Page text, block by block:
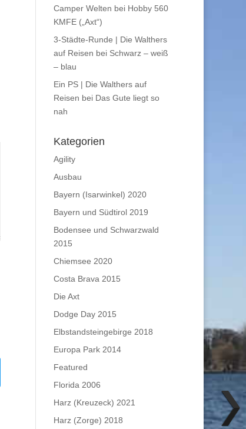
Camper Welten bei Hobby 560
KMFE („Axt“)
3-Städte-Runde | Die Walthers
auf Reisen bei Schwarz – weiß
– blau
Ein PS | Die Walthers auf
Reisen bei Das Gute liegt so
nah
Kategorien
Agility
Ausbau
Bayern (Isarwinkel) 2020
Bayern und Südtirol 2019
Bodensee und Schwarzwald
2015
Chiemsee 2020
Costa Brava 2015
Die Axt
Dodge Day 2015
Elbstandsteingebirge 2018
Europa Park 2014
Featured
Florida 2006
Harz (Kreuzeck) 2021
Harz (Zorge) 2018